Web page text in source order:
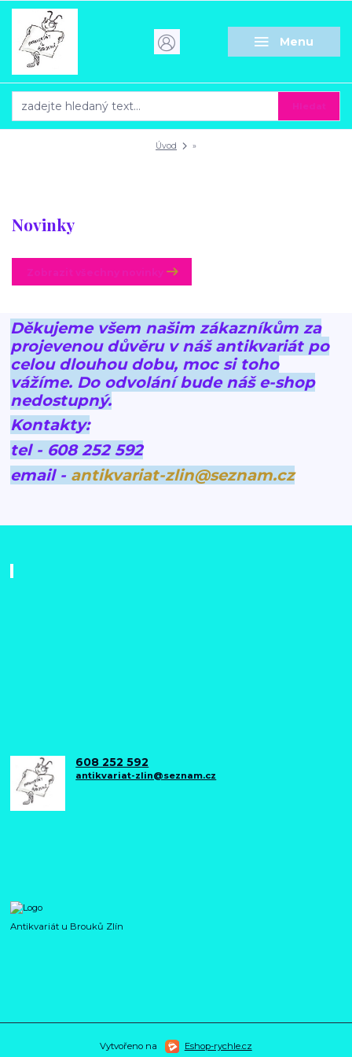
Menu
Úvod »
Novinky
Děkujeme všem našim zákazníkům za
projevenou důvěru v náš antikvariát po
celou dlouhou dobu, moc si toho
vážíme. Do odvolání bude náš e-shop
nedostupný.
Kontakty:
tel - 608 252 592
email - antikvariat-zlin@seznam.cz
608 252 592
antikvariat-zlin@seznam.cz
Antikvariát u Brouků Zlín
Vytvořeno na Eshop-rychle.cz